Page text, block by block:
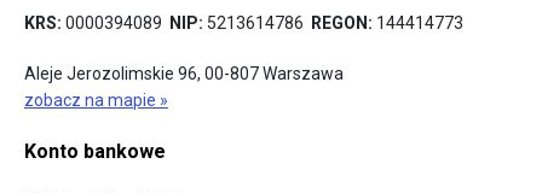
KRS: 0000394089 NIP: 5213614786 REGON: 144414773
Aleje Jerozolimskie 96, 00-807Warszawa
zobacz na mapie »
Konto bankowe